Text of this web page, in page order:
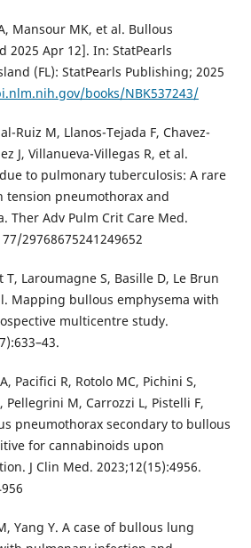
Mansour MK, et al. Bullous
2025 Apr 12]. In: StatPearls
(FL): StatPearls Publishing; 2025
books/NBK537243/
Ruiz M, Llanos-Tejada F, Chavez-
J, Villanueva-Villegas R, et al.
to pulmonary tuberculosis: A rare
tension pneumothorax and
Ther Adv Pulm Crit Care Med.
29768675241249652
T, Laroumagne S, Basille D, Le Brun
Mapping bullous emphysema with
multicentre study.
Pacifici R, Rotolo MC, Pichini S,
Pellegrini M, Carrozzi L, Pistelli F,
pneumothorax secondary to bullous
for cannabinoids upon
J Clin Med. 2023;12(15):4956.
Yang Y. A case of bullous lung